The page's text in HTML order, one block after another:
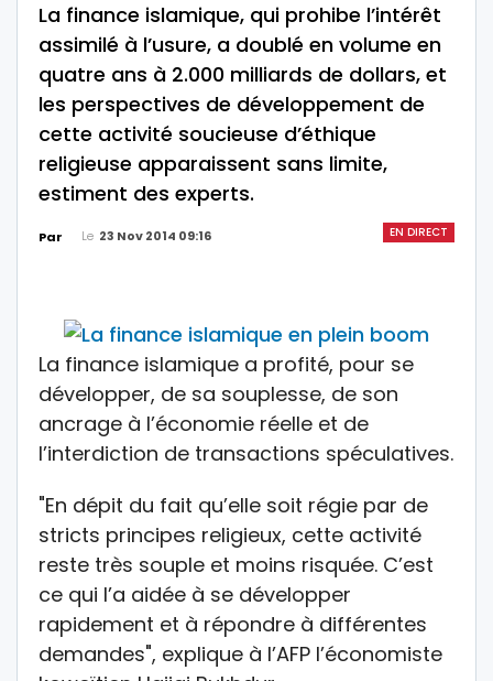
La finance islamique, qui prohibe l’intérêt
assimilé à l’usure, a doublé en volume en
quatre ans à 2.000 milliards de dollars, et
les perspectives de développement de
cette activité soucieuse d’éthique
religieuse apparaissent sans limite,
estiment des experts.
EN DIRECT
Par Le 23 Nov 2014 09:16
La finance islamique a profité, pour se
développer, de sa souplesse, de son
ancrage à l’économie réelle et de
l’interdiction de transactions spéculatives.
"En dépit du fait qu’elle soit régie par de
stricts principes religieux, cette activité
reste très souple et moins risquée. C’est
ce qui l’a aidée à se développer
rapidement et à répondre à différentes
demandes", explique à l’AFP l’économiste